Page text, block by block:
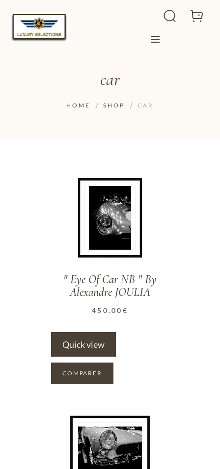
car
HOME SHOP CAR
" Eye Of Car NB " By
Alexandre JOULIA
450.00 €
Quick view
COMPARER